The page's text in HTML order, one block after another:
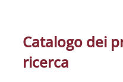
Catalogo dei
ricerca